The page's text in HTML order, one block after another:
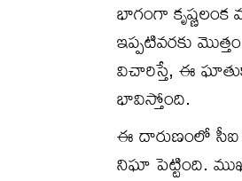
భాగంగా
ఇప్పటివరకు
విచారిస్తే, ఈ
భావిస్తోంది.
ఈ దారుణంలో సీఐ
నిఘా పెట్టింది.